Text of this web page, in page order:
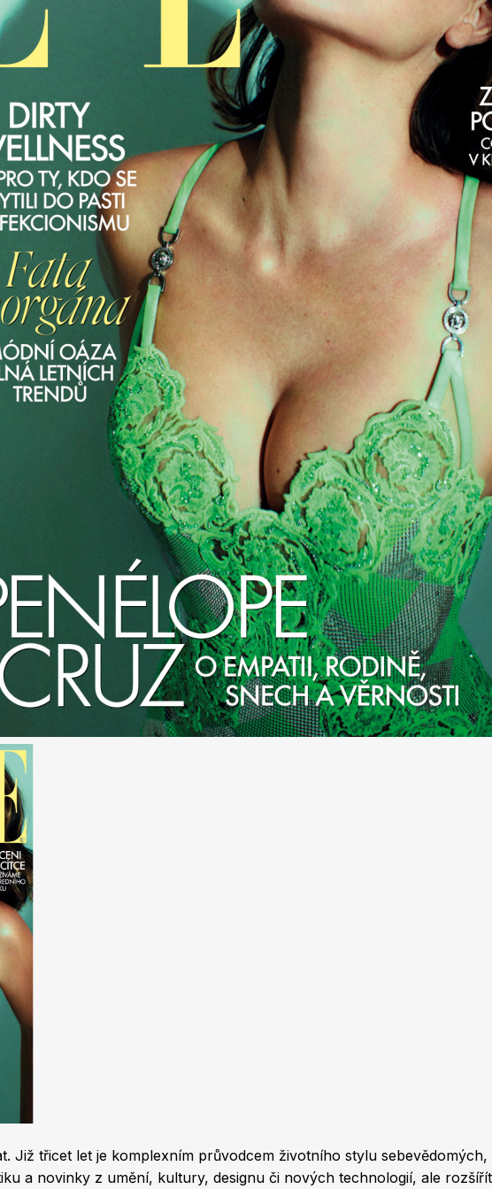
of
Již třicet let je komplexním průvodcem životního stylu
a novinky z umění, kultury, designu či nových technologií, ale